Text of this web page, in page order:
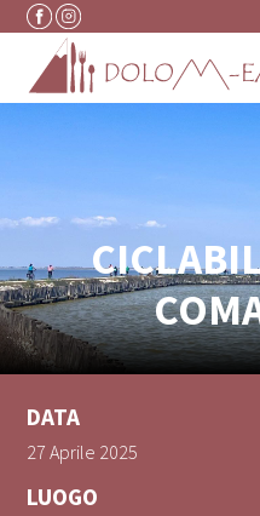
Vai al contenuto
DATA
27 Aprile 2025
LUOGO